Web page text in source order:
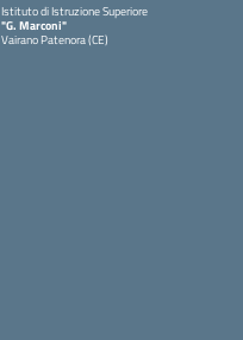
Istituto di Istruzione Superiore
"G. Marconi"
Vairano Patenora (CE)